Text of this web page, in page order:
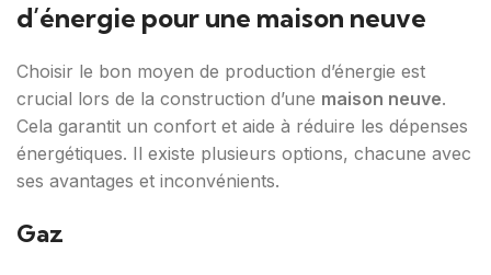
d’énergie pour une maison neuve
Choisir le bon moyen de production d’énergie est
crucial lors de la construction d’une maison neuve.
Cela garantit un confort et aide à réduire les dépenses
énergétiques. Il existe plusieurs options, chacune avec
ses avantages et inconvénients.
Gaz